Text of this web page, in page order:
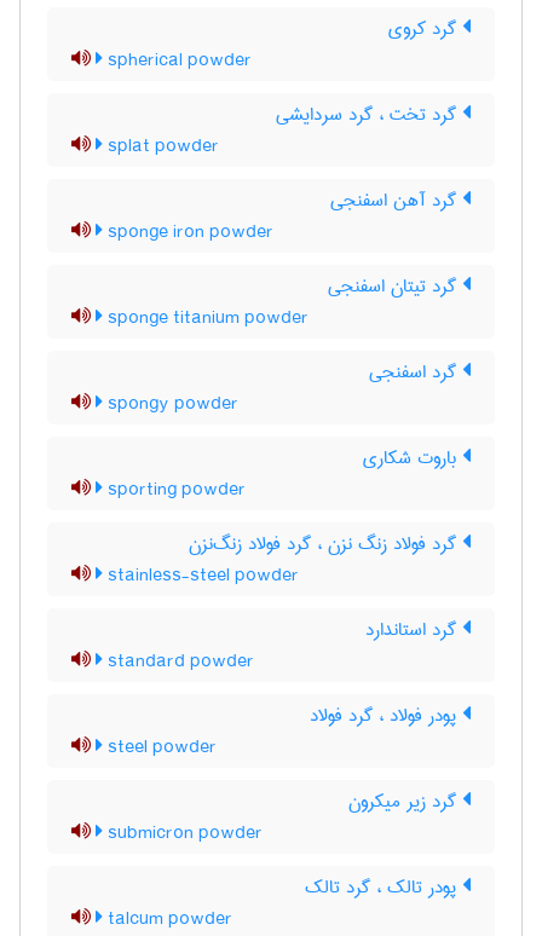
گرد کروی
spherical powder
گرد تخت ، گرد سردایشی
splat powder
گرد آهن اسفنجی
sponge iron powder
گرد تیتان اسفنجی
sponge titanium powder
گرد اسفنجی
spongy powder
باروت شکاری
sporting powder
گرد فولاد زنگ نزن ، گرد فولاد زنگ‌نزن
stainless-steel powder
گرد استاندارد
standard powder
پودر فولاد ، گرد فولاد
steel powder
گرد زیر میکرون
submicron powder
پودر تالک ، گرد تالک
talcum powder